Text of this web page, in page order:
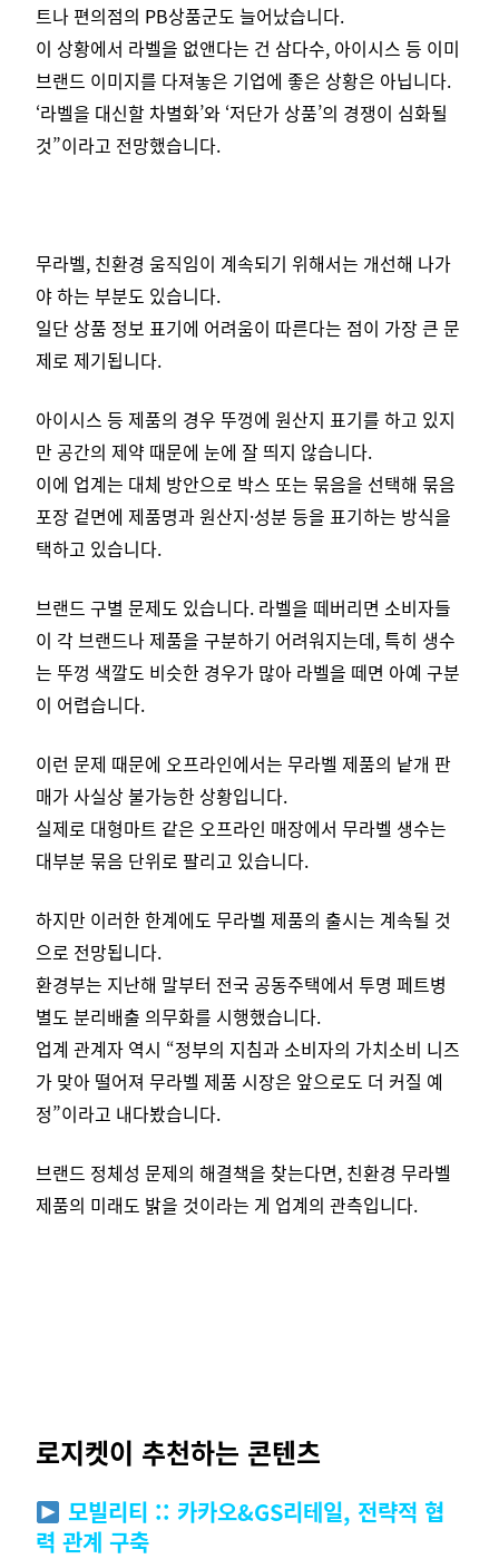
트나 편의점의 PB상품군도 늘어났습니다.
이 상황에서 라벨을 없앤다는 건 삼다수, 아이시스 등 이미
브랜드 이미지를 다져놓은 기업에 좋은 상황은 아닙니다.
‘라벨을 대신할 차별화’와 ‘저단가 상품’의 경쟁이 심화될
것”이라고 전망했습니다.
무라벨, 친환경 움직임이 계속되기 위해서는 개선해 나가
야 하는 부분도 있습니다.
일단 상품 정보 표기에 어려움이 따른다는 점이 가장 큰 문
제로 제기됩니다.
아이시스 등 제품의 경우 뚜껑에 원산지 표기를 하고 있지
만 공간의 제약 때문에 눈에 잘 띄지 않습니다.
이에 업계는 대체 방안으로 박스 또는 묶음을 선택해 묶음
포장 겉면에 제품명과 원산지·성분 등을 표기하는 방식을
택하고 있습니다.
브랜드 구별 문제도 있습니다. 라벨을 떼버리면 소비자들
이 각 브랜드나 제품을 구분하기 어려워지는데, 특히 생수
는 뚜껑 색깔도 비슷한 경우가 많아 라벨을 떼면 아예 구분
이 어렵습니다.
이런 문제 때문에 오프라인에서는 무라벨 제품의 낱개 판
매가 사실상 불가능한 상황입니다.
실제로 대형마트 같은 오프라인 매장에서 무라벨 생수는
대부분 묶음 단위로 팔리고 있습니다.
하지만 이러한 한계에도 무라벨 제품의 출시는 계속될 것
으로 전망됩니다.
환경부는 지난해 말부터 전국 공동주택에서 투명 페트병
별도 분리배출 의무화를 시행했습니다.
업계 관계자 역시 “정부의 지침과 소비자의 가치소비 니즈
가 맞아 떨어져 무라벨 제품 시장은 앞으로도 더 커질 예
정”이라고 내다봤습니다.
브랜드 정체성 문제의 해결책을 찾는다면, 친환경 무라벨
제품의 미래도 밝을 것이라는 게 업계의 관측입니다.
로지켓이 추천하는 콘텐츠
모빌리티 :: 카카오&GS리테일, 전략적 협
력 관계 구축